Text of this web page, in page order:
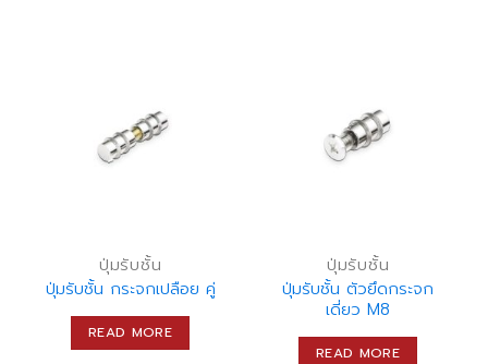
ปุ่มรับชั้น
ปุ่มรับชั้น กระจกเปลือย คู่
READ MORE
ปุ่มรับชั้น
ปุ่มรับชั้น ตัวยึดกระจก
เดี่ยว M8
READ MORE